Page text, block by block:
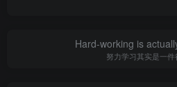
Hard-working is
努力学习其实是一